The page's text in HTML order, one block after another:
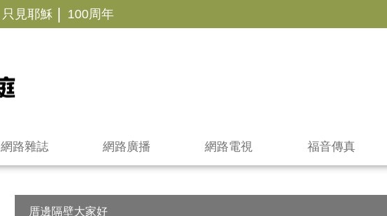
只見耶穌 | 100周年
網路雜誌 網路廣播 網路電視 福音傳真
厝邊隔壁大家好